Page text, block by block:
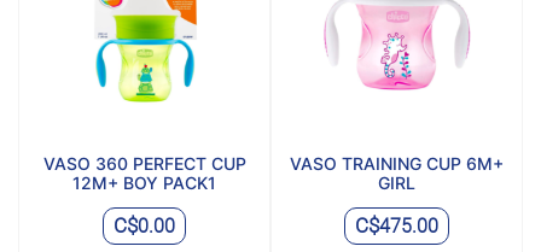
VASO 360 PERFECT CUP
12M+ BOY PACK1
C$0.00
VASO TRAINING CUP 6M+
GIRL
C$475.00